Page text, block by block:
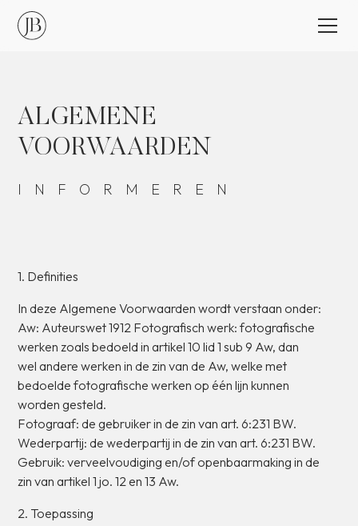
ALGEMENE
VOORWAARDEN
INFORMEREN
1. Definities
In deze Algemene Voorwaarden wordtverstaan onder:
Aw: Auteurswet1912 Fotografisch werk: fotografische
werken zoals bedoeld in artikel 10 lid 1 sub 9 Aw, dan
wel andere werken in de zin van de Aw, welke met
bedoelde fotografische werken op één lijn kunnen
worden gesteld.
Fotograaf: de gebruikerin de zin van art. 6:231 BW.
Wederpartij: de wederpartij in de zin van art. 6:231 BW.
Gebruik: verveelvoudiging en/ofopenbaarmaking in de
zin van artikel 1 jo. 12en 13 Aw.
2. Toepassing